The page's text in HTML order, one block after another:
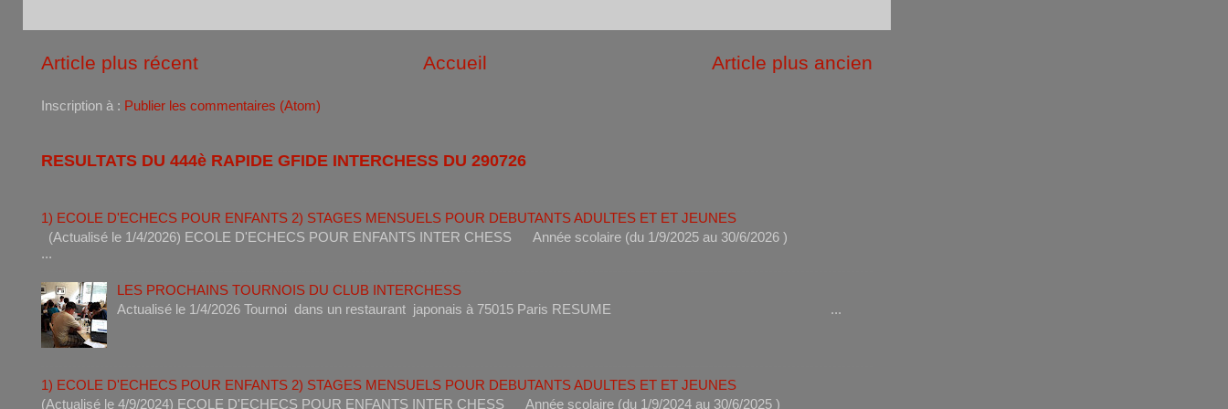
Article plus récent Article plus ancien
Accueil
Inscription à : Publier les commentaires (Atom)
RESULTATS DU 444è RAPIDE GFIDE INTERCHESS DU 290726
1) ECOLE D'ECHECS POUR ENFANTS 2) STAGES MENSUELS POUR DEBUTANTS ADULTES ET ET JEUNES
(Actualisé le 1/4/2026) ECOLE D'ECHECS POUR ENFANTS INTER CHESS Année scolaire (du 1/9/2025 au 30/6/2026 )
...
LES PROCHAINS TOURNOIS DU CLUB INTERCHESS
Actualisé le 1/4/2026 Tournoi dans un restaurant japonais à 75015 Paris RESUME ...
1) ECOLE D'ECHECS POUR ENFANTS 2) STAGES MENSUELS POUR DEBUTANTS ADULTES ET ET JEUNES
(Actualisé le 4/9/2024) ECOLE D'ECHECS POUR ENFANTS INTER CHESS Année scolaire (du 1/9/2024 au 30/6/2025 )